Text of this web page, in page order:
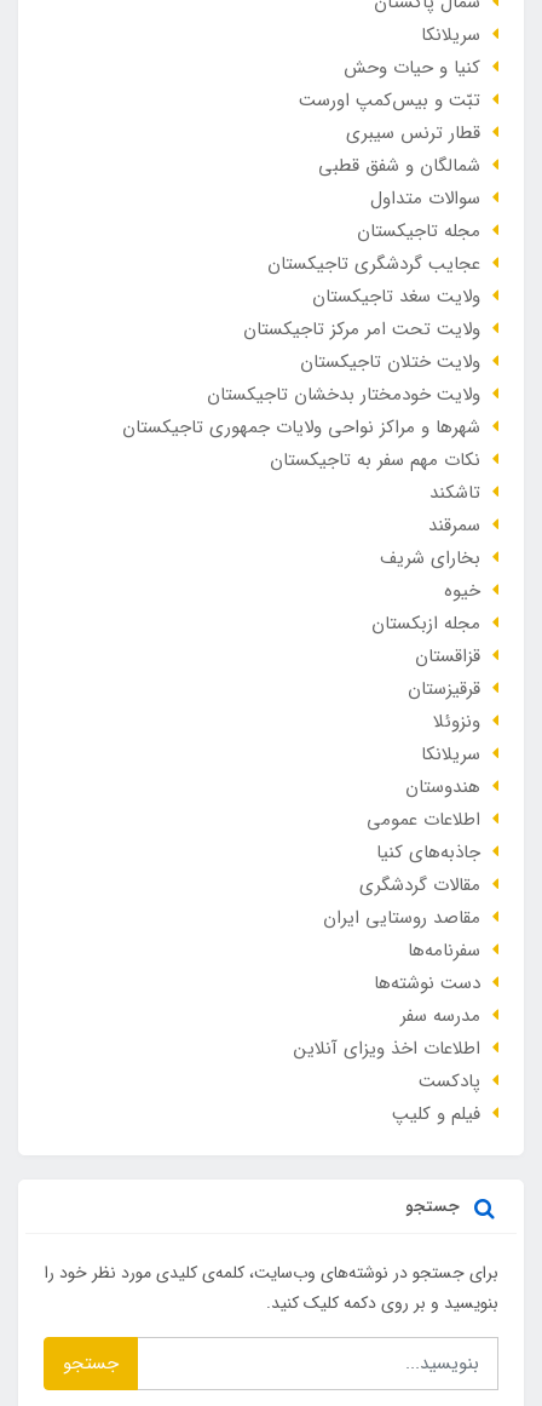
سریلانکا
کنیا و حیات وحش
تبّت و بیس‌کمپ اورست
قطار ترنس سیبری
شمالگان و شفق قطبی
سوالات متداول
مجله تاجیکستان
عجایب گردشگری تاجیکستان
ولایت سغد تاجیکستان
ولایت تحت امر مرکز تاجیکستان
ولایت ختلان تاجیکستان
ولایت خودمختار بدخشان تاجیکستان
شهرها و مراکز نواحی ولایات جمهوری تاجیکستان
نکات مهم سفر به تاجیکستان
تاشکند
سمرقند
بخارای شریف
خیوه
مجله ازبکستان
قزاقستان
قرقیزستان
ونزوئلا
سریلانکا
هندوستان
اطلاعات عمومی
جاذبه‌های کنیا
مقالات گردشگری
مقاصد روستایی ایران
سفرنامه‌ها
دست نوشته‌ها
مدرسه سفر
اطلاعات اخذ ویزای آنلاین
پادکست
فیلم و کلیپ
جستجو
برای جستجو در نوشته‌های وب‌سایت، کلمه‌ی کلیدی مورد نظر خود را
بنویسید و بر روی دکمه کلیک کنید.
جستجو